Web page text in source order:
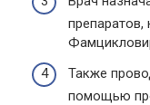
препаратов,
Также
помощью